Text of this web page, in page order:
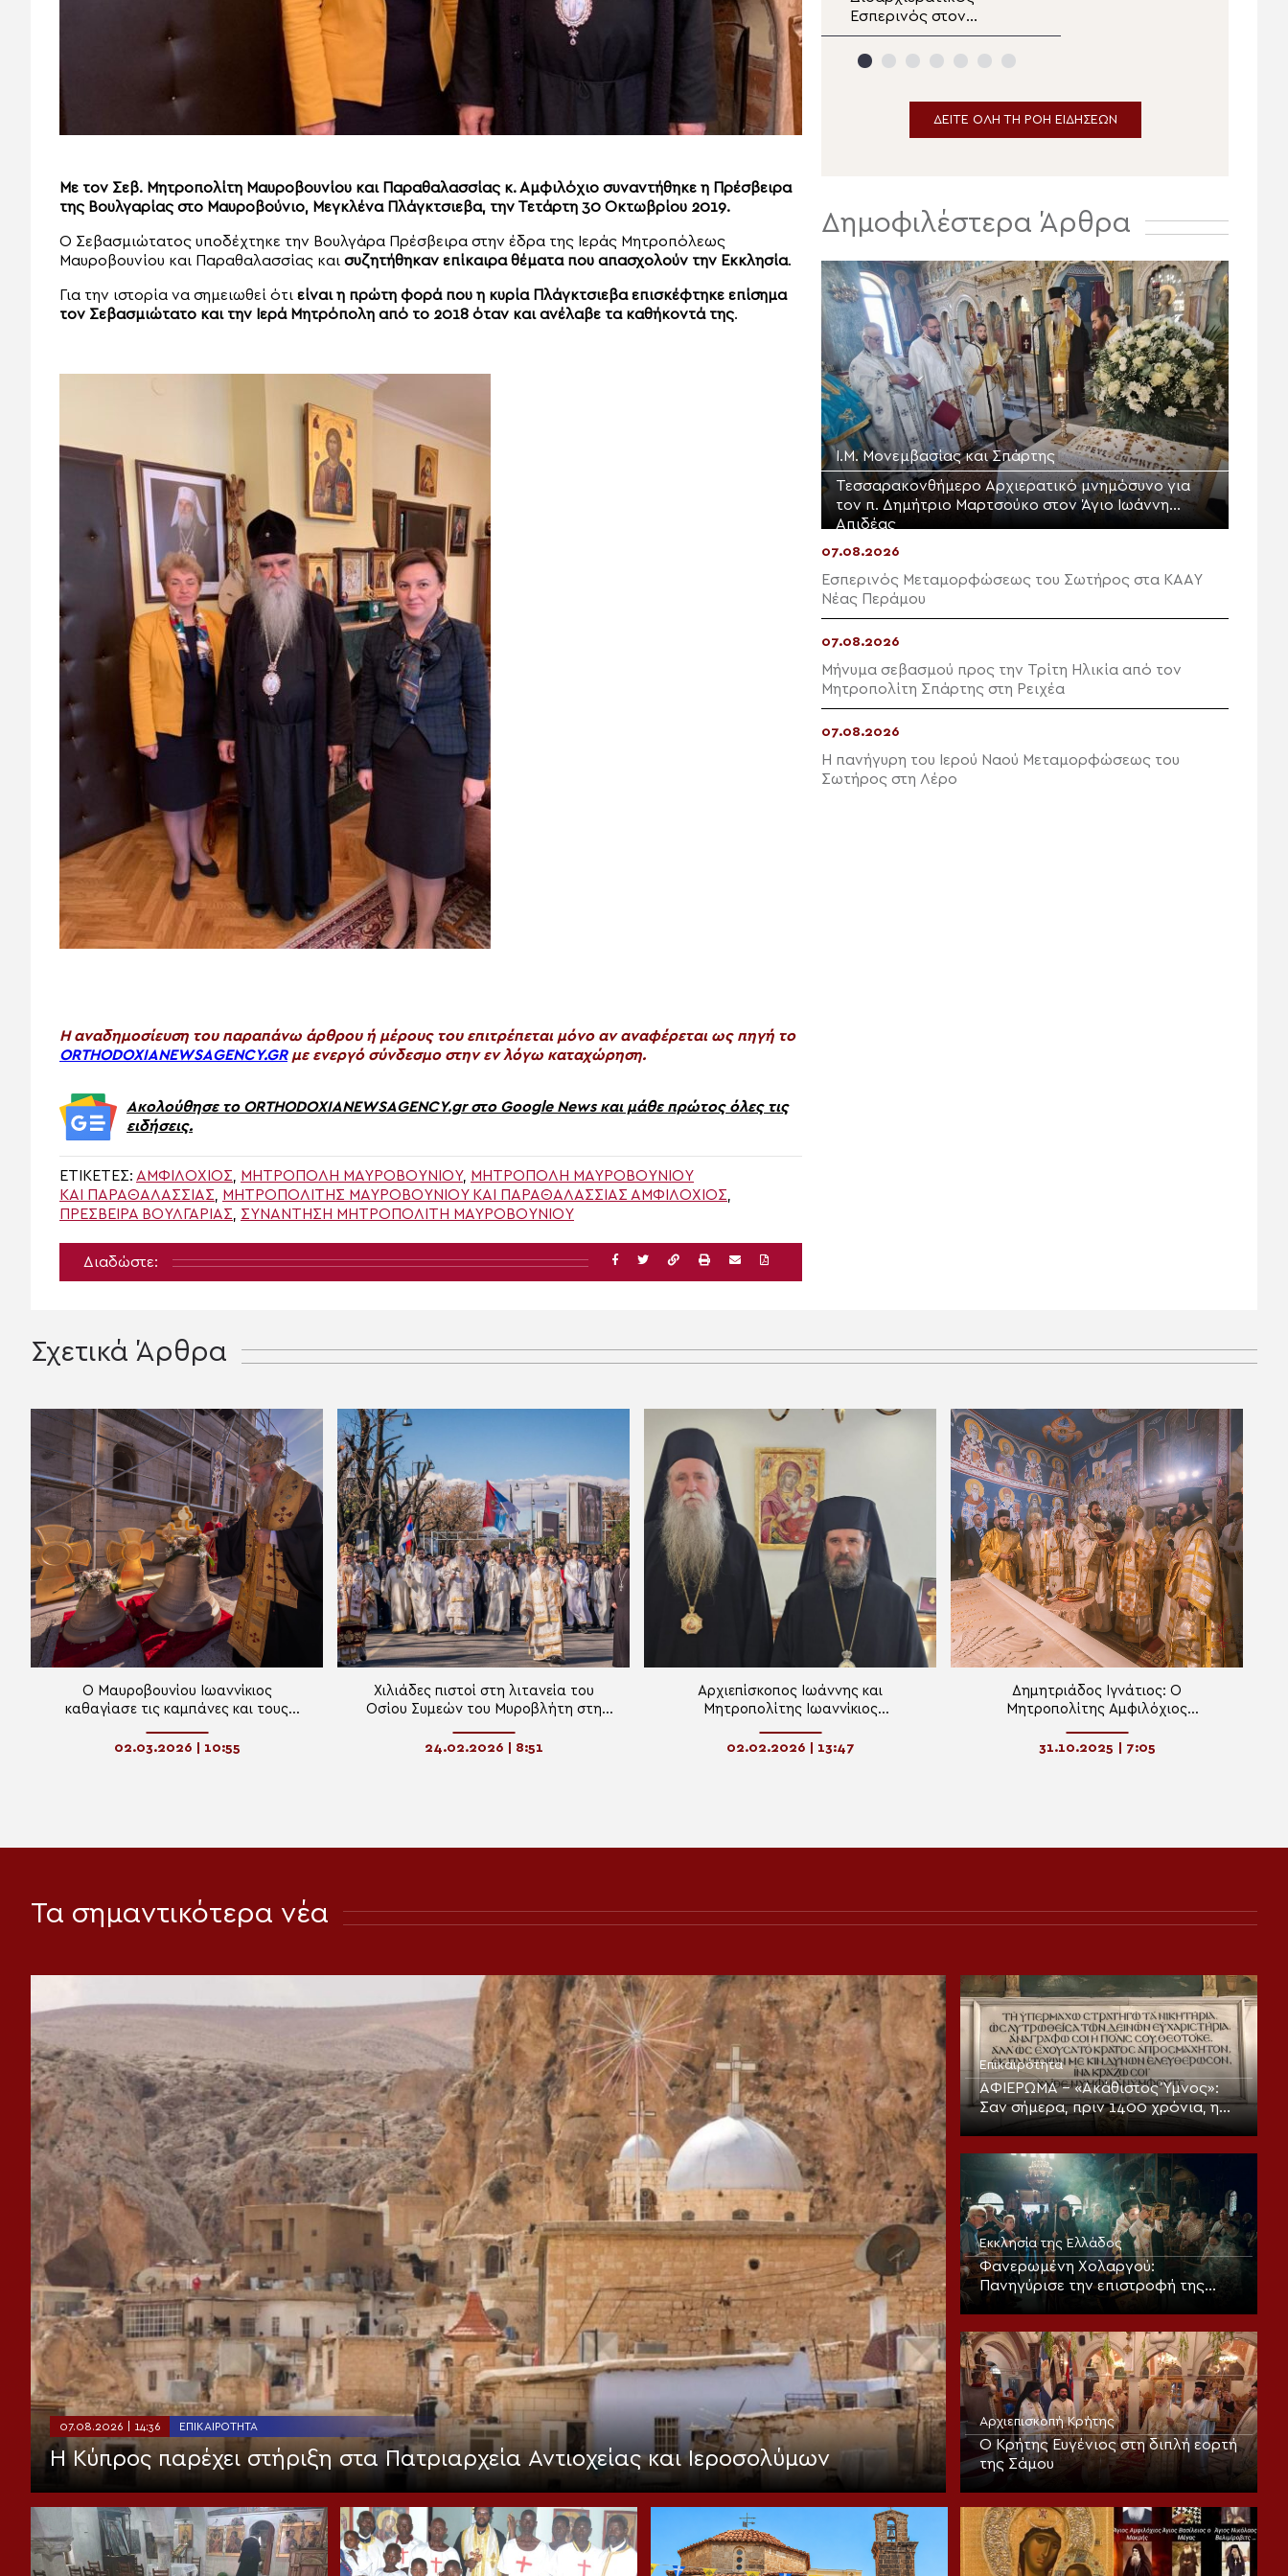
Με τον Σεβ. Μητροπολίτη Μαυροβουνίου και Παραθαλασσίας κ. Αμφιλόχιο συναντήθηκε η Πρέσβειρα
της Βουλγαρίας στο Μαυροβούνιο, Μεγκλένα Πλάγκτσιεβα, την Τετάρτη 30 Οκτωβρίου 2019.
Ο Σεβασμιώτατος υποδέχτηκε την Βουλγάρα Πρέσβειρα στην έδρα της Ιεράς Μητροπόλεως
Μαυροβουνίου και Παραθαλασσίας και συζητήθηκαν επίκαιρα θέματα που απασχολούν την Εκκλησία.
Για την ιστορία να σημειωθεί ότι είναι η πρώτη φορά που η κυρία Πλάγκτσιεβα επισκέφτηκε επίσημα
τον Σεβασμιώτατο και την Ιερά Μητρόπολη από το 2018 όταν και ανέλαβε τα καθήκοντά της.
H αναδημοσίευση του παραπάνω άρθρου ή μέρους του επιτρέπεται μόνο αν αναφέρεται ως πηγή το
ORTHODOXIANEWSAGENCY.GRμε ενεργό σύνδεσμο στην εν λόγω καταχώρηση.
Ακολούθησε το ORTHODOXIANEWSAGENCY.gr στο Google News και μάθε πρώτος όλες τις
ειδήσεις.
ΕΤΙΚΈΤΕΣ: ΑΜΦΙΛΟΧΙΟΣ ΜΗΤΡΌΠΟΛΗ ΜΑΥΡΟΒΟΥΝΊΟΥ, ΜΗΤΡΟΠΟΛΗ ΜΑΥΡΟΒΟΥΝΊΟΥ
ΚΑΙ ΠΑΡΑΘΑΛΑΣΣΊΑΣ
ΜΗΤΡΟΠΟΛΊΤΗΣ ΜΑΥΡΟΒΟΥΝΊΟΥ ΚΑΙ ΠΑΡΑΘΑΛΑΣΣΊΑΣ ΑΜΦΙΛΌΧΙΟΣ
ΠΡΈΣΒΕΙΡΑ ΒΟΥΛΓΑΡΊΑΣ
ΣΥΝΑΝΤΗΣΗ ΜΗΤΡΟΠΟΛΙΤΗ ΜΑΥΡΟΒΟΥΝΙΟΥ
Διαδώστε:
διπλή εορτή της Σάμου
Εσπερινός στον
πανηγυρίζοντα
Μητροπολιτικό Ναό της
ΔΕΙΤΕ ΟΛΗ ΤΗ ΡΟΗ ΕΙΔΗΣΕΩΝ
Δημοφιλέστερα Άρθρα
Ι.Μ. Μονεμβασίας και Σπάρτης
Τεσσαρακονθήμερο Αρχιερατικό μνημόσυνο για
τον π. Δημήτριο Μαρτσούκο στον Άγιο Ιωάννη
Απιδέας
07.08.2026
Εσπερινός Μεταμορφώσεως του Σωτήρος στα ΚΑΑΥ
Νέας Περάμου
07.08.2026
Μήνυμα σεβασμού προς την Τρίτη Ηλικία από τον
Μητροπολίτη Σπάρτης στη Ρειχέα
07.08.2026
Η πανήγυρη του Ιερού Ναού Μεταμορφώσεως του
Σωτήρος στη Λέρο
Σχετικά Άρθρα
Ο Μαυροβουνίου Ιωαννίκιος
καθαγίασε τις καμπάνες και τους
Σάββα στην Ποντγκόριτσα
02.03.2026 | 10:55
Χιλιάδες πιστοί στη λιτανεία του
Οσίου Συμεών του Μυροβλήτη στη
24.02.2026 | 8:51
Αρχιεπίσκοπος Ιωάννης και
Μητροπολίτης Ιωαννίκιος
δεσμούς των Εκκλησιών Αλβανίας και
02.02.2026 | 13:47
Δημητριάδος Ιγνάτιος: Ο
Μητροπολίτης Αμφιλόχιος
κόσμο (ΦΩΤΟ&ΒΙΝΤΕΟ)
31.10.2025 | 7:05
Τα σημαντικότερα νέα
07.08.2026 | 14:36 ΕΠΙΚΑΙΡΌΤΗΤΑ
Η Κύπρος παρέχει στήριξη στα Πατριαρχεία Αντιοχείας και Ιεροσολύμων
Επικαιρότητα
ΑΦΙΕΡΩΜΑ – «Ακάθιστος Ύμνος»:
Σαν σήμερα, πριν 1400 χρόνια, η
πρώτη ψαλμώδηση της
Εκκλησίας
Εκκλησία της Ελλάδος
Φανερωμένη Χολαργού:
Πανηγύρισε την επιστροφή της
παλαιάς ιεράς Λειψανοθήκης –
Επισκόπου Χριστουπόλεως
Αρχιεπισκοπή Κρήτης
Ο Κρήτης Ευγένιος στη διπλή εορτή
της Σάμου